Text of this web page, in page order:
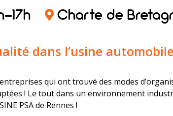
17h Charte de
dans l’usine
qui ont trouvé des modes
! Le tout dans un environnement
PSA de Rennes !